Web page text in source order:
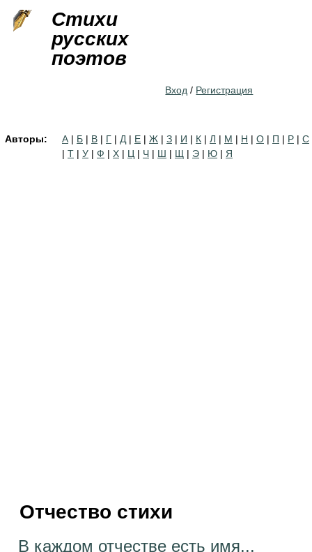
Стихи
русских
поэтов
Вход / Регистрация
Авторы: А | Б | В | Г | Д | Е | Ж | З | И | К | Л | М | Н | О | П | Р | С
| Т | У | Ф | Х | Ц | Ч | Ш | Щ | Э | Ю | Я
Отчество стихи
В каждом отчестве есть имя...